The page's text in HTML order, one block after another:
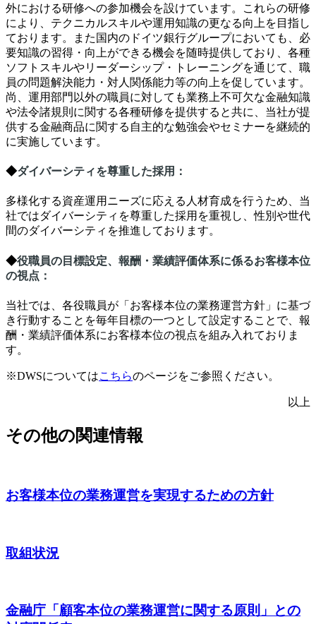
外における研修への参加機会を設けています。これらの研修
により、テクニカルスキルや運用知識の更なる向上を目指し
ております。また国内のドイツ銀行グループにおいても、必
要知識の習得・向上ができる機会を随時提供しており、各種
ソフトスキルやリーダーシップ・トレーニングを通じて、職
員の問題解決能力・対人関係能力等の向上を促しています。
尚、運用部門以外の職員に対しても業務上不可欠な金融知識
や法令諸規則に関する各種研修を提供すると共に、当社が提
供する金融商品に関する自主的な勉強会やセミナーを継続的
に実施しています。
◆ダイバーシティを尊重した採用：
多様化する資産運用ニーズに応える人材育成を行うため、当
社ではダイバーシティを尊重した採用を重視し、性別や世代
間のダイバーシティを推進しております。
◆役職員の目標設定、報酬・業績評価体系に係るお客様本位
の視点：
当社では、各役職員が「お客様本位の業務運営方針」に基づ
き行動することを毎年目標の一つとして設定することで、報
酬・業績評価体系にお客様本位の視点を組み入れておりま
す。
※DWSについてはこちらのページをご参照ください。
以上
その他の関連情報
お客様本位の業務運営を実現するための方針
取組状況
金融庁「顧客本位の業務運営に関する原則」との